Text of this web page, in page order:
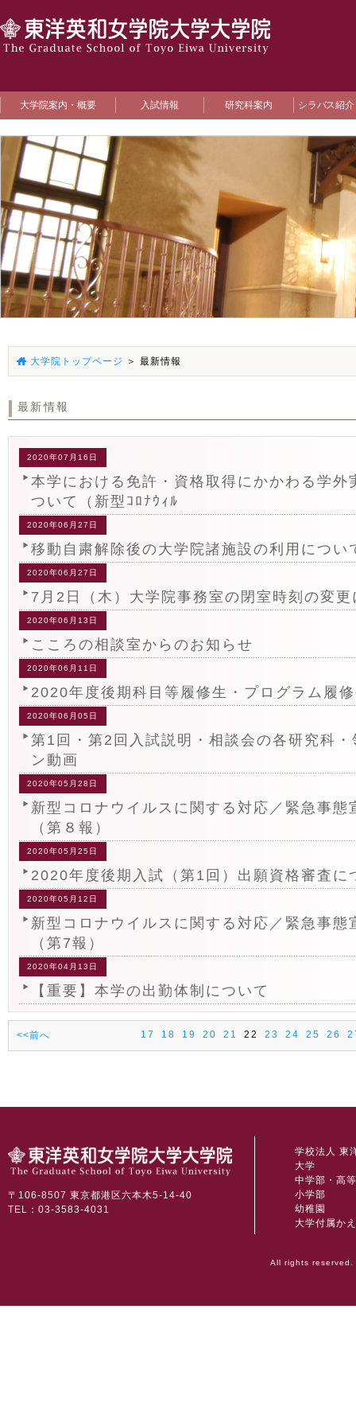
大学院案内・概要 入試情報 研究科案内 シラバス紹
大学院トップページ ＞ 最新情報
最新情報
2020年07月16日
本学における免許・資格取得にかかわる学外
ついて（新型ｺﾛﾅｳｨﾙ
2020年06月27日
移動自粛解除後の大学院諸施設の利用につい
2020年06月27日
7月2日（木）大学院事務室の閉室時刻の変
2020年06月13日
こころの相談室からのお知らせ
2020年06月11日
2020年度後期科目等履修生・プログラム履
2020年06月05日
第1回・第2回入試説明・相談会の各研究科
ン動画
2020年05月28日
新型コロナウイルスに関する対応／緊急事態
（第８報）
2020年05月25日
2020年度後期入試（第1回）出願資格審査に
2020年05月12日
新型コロナウイルスに関する対応／緊急事態
（第7報）
2020年04月13日
【重要】本学の出勤体制について
<<前へ 17 18 19 20 21 22 23 24 25 26
〒106-8507 東京都港区六本木5-14-40
TEL：03-3583-4031
学校法人 東
大学
中学部・高
小学部
幼稚園
大学付属か
All rights reserved.